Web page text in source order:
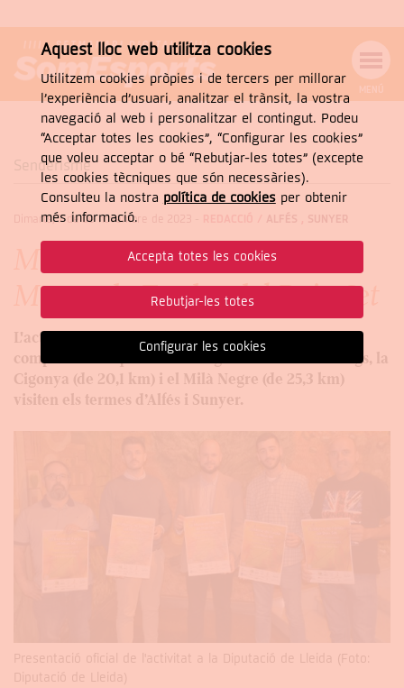
NAVEGACIÓ
MENÚ
Cercar
CERCAR
Senderisme
Dimarts, 7 de de novembre de 2023 ALFÉS SUNYER
Més de 400 inscrits a la 7a
Marxa de Tardor del Baix Set
L'activitat tindrà lloc el diumenge 12 de novembre i
comptarà amb quatre recorreguts. Els dos més llargs, la
Cigonya (de 20,1 km) i el Milà Negre (de 25,3 km)
visiten els termes d’Alfés i Sunyer.
Presentació oficial de l'activitat a la Diputació de Lleida (Foto:
Diputació de Lleida)
Aquest lloc web utilitza cookies
Utilitzem cookies pròpies i de tercers per millorar
l’experiència d’usuari, analitzar el trànsit, la vostra
navegació al web i personalitzar el contingut. Podeu
“Acceptar totes les cookies”, “Configurar les cookies”
que voleu acceptar o bé “Rebutjar-les totes” (excepte
les cookies tècniques que són necessàries).
Consulteu la nostra política de cookiesper obtenir
més informació.
Accepta totes les cookies
Rebutjar-les totes
Configurar les cookies